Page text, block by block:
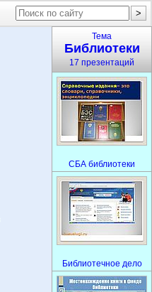
Тема
Библиотеки
17 презентаций
СБА библиотеки
Библиотечное дело